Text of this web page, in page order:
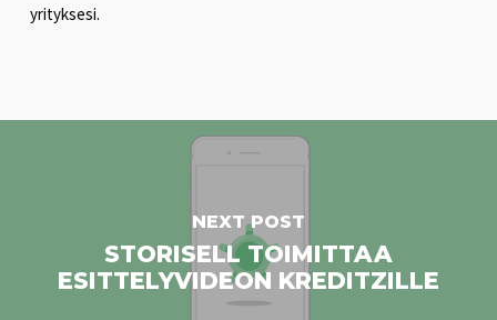
yrityksesi.
NEXT POST
STORISELL TOIMITTAA
ESITTELYVIDEON KREDITZILLE